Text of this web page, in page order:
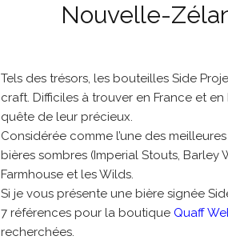
Nouvelle-
Tels des trésors, les bouteilles Side
craft. Difficiles à trouver en France et
quête de leur précieux.
Considérée comme l’une des
bières sombres (Imperial Stouts,
Farmhouse et les Wilds.
Si je vous présente une bière signée
7 références pour la boutique Quaff
recherchées.